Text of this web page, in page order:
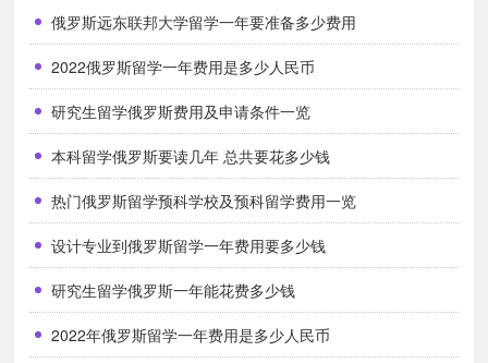
科班学习。在预科考试及格毕业后，无需考试，一般都可直接进入大
学本科专业学习。
尽管入学简单，但要注意的是，大学期间的各门功课都要通
过考试并且通过毕业论文答辩，才能被授予国际承认的毕业证书。
办理赴俄留学的速度比较快，一般从申请到签证下来约三四
个月时间，高校发放入学通知书一般在一周左右。
4.就业前景好
俄罗斯经济正在快速回升，其国际地位越来越高，中俄两国
战略伙伴关系在不断巩固，中俄经济、文化交流合作在蓬勃发展，加
上俄语人才断层的显现，留俄学子有着良好的工作前景。尤其是理工
俄罗斯远东联邦大学留学一年要准备多少费用
2022俄罗斯留学一年费用是多少人民币
研究生留学俄罗斯费用及申请条件一览
本科留学俄罗斯要读几年 总共要花多少钱
热门俄罗斯留学预科学校及预科留学费用一览
设计专业到俄罗斯留学一年费用要多少钱
研究生留学俄罗斯一年能花费多少钱
2022年俄罗斯留学一年费用是多少人民币